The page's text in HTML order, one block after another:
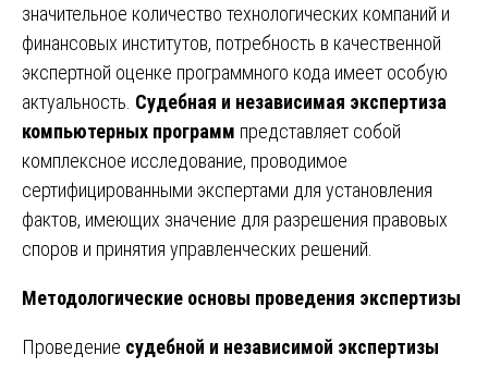
значительное количество технологических компаний и
финансовых институтов, потребность в качественной
экспертной оценке программного кода имеет особую
актуальность. Судебная и независимая экспертиза
компьютерных программ представляет собой
комплексное исследование, проводимое
сертифицированными экспертами для установления
фактов, имеющих значение для разрешения правовых
споров и принятия управленческих решений.
Методологические основы проведения экспертизы
Проведение судебной и независимой экспертизы